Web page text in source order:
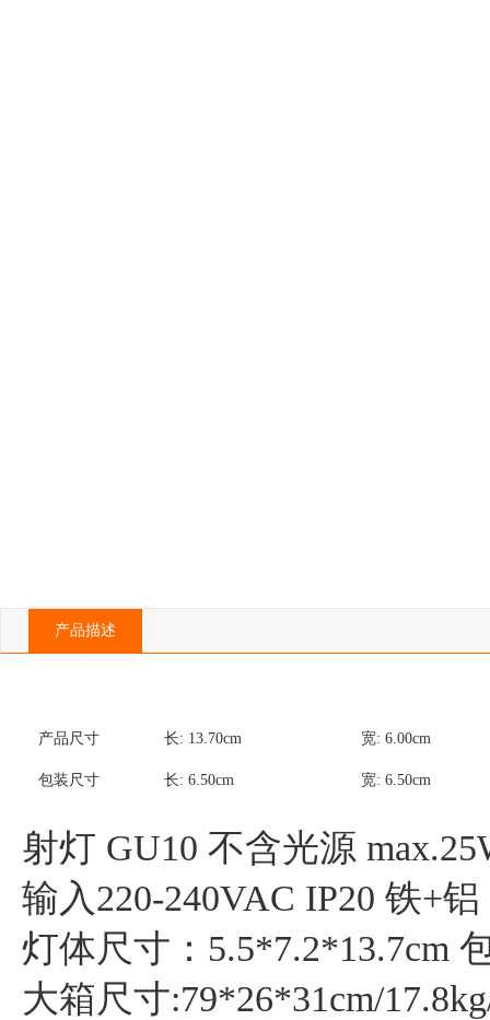
产品描述
产品尺寸 长: 13.70cm 宽: 6.00cm
包装尺寸 长: 6.50cm 宽: 6.50cm
射灯 GU10 不含光源
输入220-240VAC IP20 铁+铝
灯体尺寸：5.5*7.2*13.7cm
大箱尺寸:79*26*31cm/